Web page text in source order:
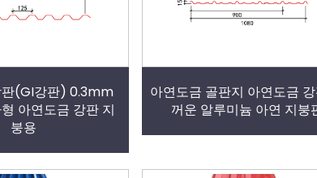
판(GI강판) 0.3mm
아연도금 강판 지
붕용
아연도금 골판지 아연도금
꺼운 알루미늄 아연 지붕